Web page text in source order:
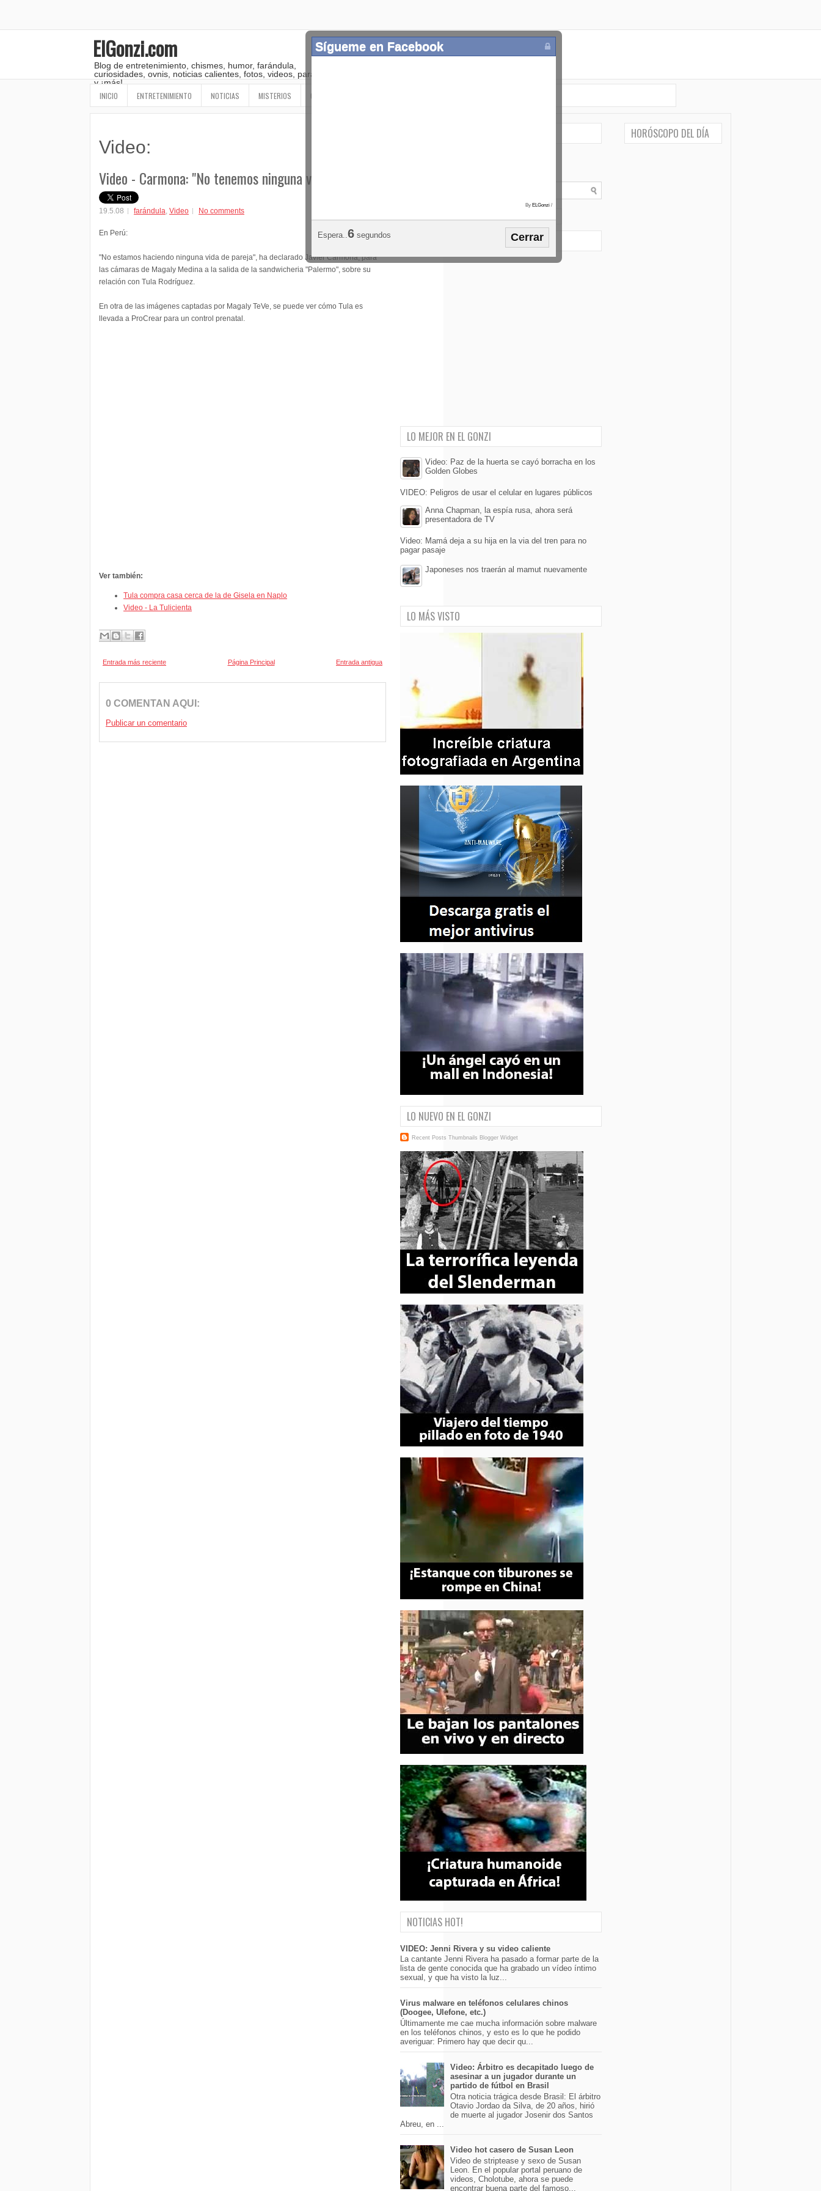
ElGonzi.com
Blog de entretenimiento, chismes, humor, farándula,
curiosidades, ovnis, noticias calientes, fotos, videos, paranormal
y ¡más!
INICIO ENTRETENIMIENTO NOTICIAS MISTERIOS OTROS
Video:
Video - Carmona: "No tenemos ninguna vida de pareja"
19.5.08 farándula, Video No comments
En Perú:
"No estamos haciendo ninguna vida de pareja", ha declarado Javier Carmona, para
las cámaras de Magaly Medina a la salida de la sandwicheria "Palermo", sobre su
relación con Tula Rodríguez.
En otra de las imágenes captadas por Magaly TeVe, se puede ver cómo Tula es
llevada a ProCrear para un control prenatal.
Ver también:
Tula compra casa cerca de la de Gisela en Naplo
Video - La Tulicienta
Entrada más reciente Entrada antigua
Página Principal
0 COMENTAN AQUI:
Publicar un comentario
LO MEJOR EN EL GONZI
Video: Paz de la huerta se cayó borracha en los
Golden Globes
VIDEO: Peligros de usar el celular en lugares públicos
Anna Chapman, la espía rusa, ahora será
presentadora de TV
Video: Mamá deja a su hija en la via del tren para no
pagar pasaje
Japoneses nos traerán al mamut nuevamente
Sígueme en Facebook
By ELGonzi /
Espera..5 segundos Cerrar
LO MÁS VISTO
LO NUEVO EN EL GONZI
Recent Posts Thumbnails Blogger Widget
NOTICIAS HOT!
VIDEO: Jenni Rivera y su video caliente
La cantante Jenni Rivera ha pasado a formar parte de la
lista de gente conocida que ha grabado un vídeo íntimo
sexual, y que ha visto la luz...
Virus malware en teléfonos celulares chinos
(Doogee, Ulefone, etc.)
Últimamente me cae mucha información sobre malware
en los teléfonos chinos, y esto es lo que he podido
averiguar: Primero hay que decir qu...
Video: Árbitro es decapitado luego de
asesinar a un jugador durante un
partido de fútbol en Brasil
Otra noticia trágica desde Brasil: El árbitro
Otavio Jordao da Silva, de 20 años, hirió
de muerte al jugador Josenir dos Santos
Abreu, en ...
Video hot casero de Susan Leon
Video de striptease y sexo de Susan
Leon. En el popular portal peruano de
videos, Cholotube, ahora se puede
encontrar buena parte del famoso...
HORÓSCOPO DEL DÍA